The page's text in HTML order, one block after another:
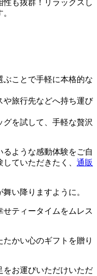
も抜群！リラックスし
ぶことで手軽に本格的な
や旅行先などへ持ち運び
を試して、手軽な贅沢
るような感動体験をご自
ていただきたく、 通販
い降りますように。
ティータイムをムレス
かい心のギフトを贈り
をお運びいただけいただ